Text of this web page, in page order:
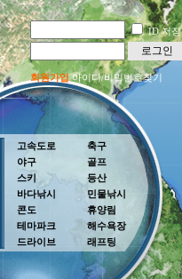
ID 저장
로그인
회원가입아이디/비밀번호찾기
고속도로
야구
스키
바다낚시
콘도
테마파크
드라이브
축구
골프
등산
민물낚시
휴양림
해수욕장
래프팅